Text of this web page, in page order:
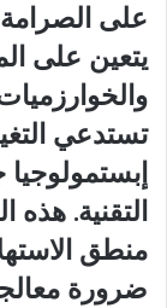
على الصرامة
يتعين على
تستدعي
التقنية.
منطق
ضرورة